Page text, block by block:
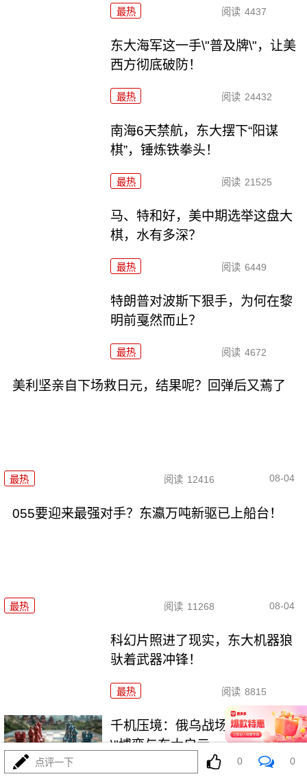
最热 阅读 4437
东大海军这一手\"普及牌\"，让美
西方彻底破防！
最热 阅读 24432
南海6天禁航，东大摆下“阳谋
棋”，锤炼铁拳头！
最热 阅读 21525
马、特和好，美中期选举这盘大
棋，水有多深？
最热 阅读 6449
特朗普对波斯下狠手，为何在黎
明前戛然而止？
最热 阅读 4672
美利坚亲自下场救日元，结果呢？回弹后又蔫了
最热 阅读 12416 08-04
055要迎来最强对手？东瀛万吨新驱已上船台！
最热 阅读 11268 08-04
科幻片照进了现实，东大机器狼
驮着武器冲锋！
最热 阅读 8815
千机压境：俄乌战场上的\"蜂群
\"博弈与东大启示
最热
点评一下 0 0